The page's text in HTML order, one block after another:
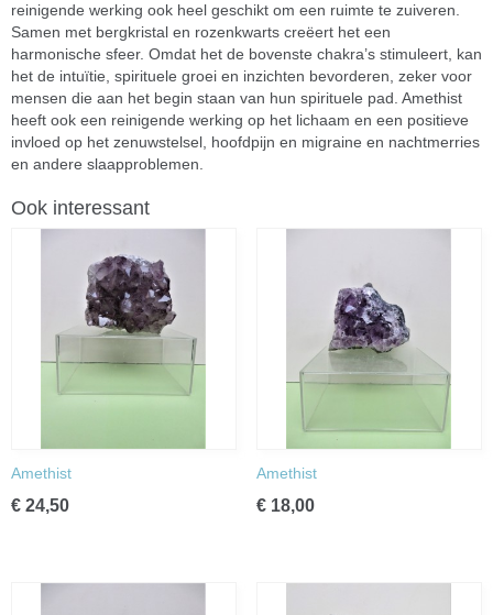
reinigende werking ook heel geschikt om een ruimte te zuiveren.
Samen met bergkristal en rozenkwarts creëert het een
harmonische sfeer. Omdat het de bovenste chakra’s stimuleert, kan
het de intuïtie, spirituele groei en inzichten bevorderen, zeker voor
mensen die aan het begin staan van hun spirituele pad. Amethist
heeft ook een reinigende werking op het lichaam en een positieve
invloed op het zenuwstelsel, hoofdpijn en migraine en nachtmerries
en andere slaapproblemen.
Ook interessant
Amethist
€ 24,50
Amethist
€ 18,00